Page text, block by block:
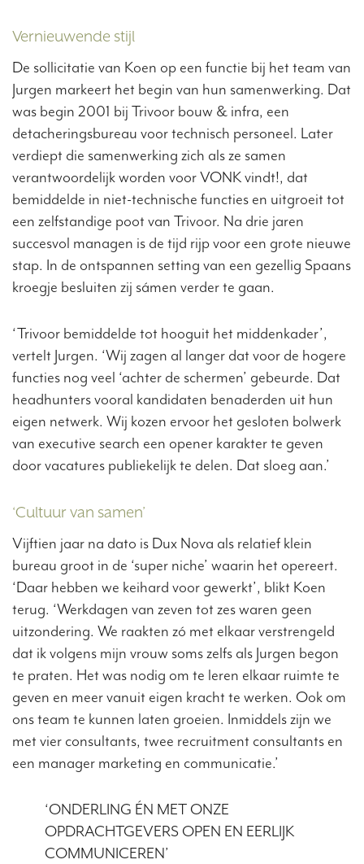
Vernieuwende stijl
De sollicitatie van Koen op een functie bij het team van
Jurgen markeert het begin van hun samenwerking. Dat
was begin 2001 bij Trivoor bouw & infra, een
detacheringsbureau voor technisch personeel. Later
verdiept die samenwerking zich als ze samen
verantwoordelijk worden voor VONK vindt!, dat
bemiddelde in niet-technische functies en uitgroeit tot
een zelfstandige poot van Trivoor. Na drie jaren
succesvol managen is de tijd rijp voor een grote nieuwe
stap. In de ontspannen setting van een gezellig Spaans
kroegje besluiten zij sámen verder te gaan.
‘Trivoor bemiddelde tot hooguit het middenkader’,
vertelt Jurgen. ‘Wij zagen al langer dat voor de hogere
functies nog veel ‘achter de schermen’ gebeurde. Dat
headhunters vooral kandidaten benaderden uit hun
eigen netwerk. Wij kozen ervoor het gesloten bolwerk
van executive search een opener karakter te geven
door vacatures publiekelijk te delen. Dat sloeg aan.’
‘Cultuur van samen’
Vijftien jaar na dato is Dux Nova als relatief klein
bureau groot in de ‘super niche’ waarin het opereert.
‘Daar hebben we keihard voor gewerkt’, blikt Koen
terug. ‘Werkdagen van zeven tot zes waren geen
uitzondering. We raakten zó met elkaar verstrengeld
dat ik volgens mijn vrouw soms zelfs als Jurgen begon
te praten. Het was nodig om te leren elkaar ruimte te
geven en meer vanuit eigen kracht te werken. Ook om
ons team te kunnen laten groeien. Inmiddels zijn we
met vier consultants, twee recruitment consultants en
een manager marketing en communicatie.’
‘ONDERLING ÉN MET ONZE
OPDRACHTGEVERS OPEN EN EERLIJK
COMMUNICEREN’